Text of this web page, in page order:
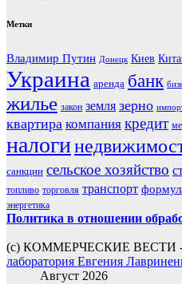
Метки
Владимир Путин Донецк Киев
Украина аренда банк
жилье закон земля зерно
квартира компания кредит
налоги
санкции сельское хозяйство
топливо торговля транспорт
энергетика
Политика в отношении
(с) КОММЕРЧЕСКИЕ ВЕСТИ -
лаборатория Евгения
Август 2026